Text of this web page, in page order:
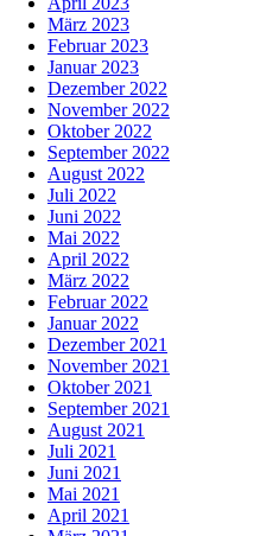
März 2023
Februar 2023
Januar 2023
Dezember 2022
November 2022
Oktober 2022
September 2022
August 2022
Juli 2022
Juni 2022
Mai 2022
April 2022
März 2022
Februar 2022
Januar 2022
Dezember 2021
November 2021
Oktober 2021
September 2021
August 2021
Juli 2021
Juni 2021
Mai 2021
April 2021